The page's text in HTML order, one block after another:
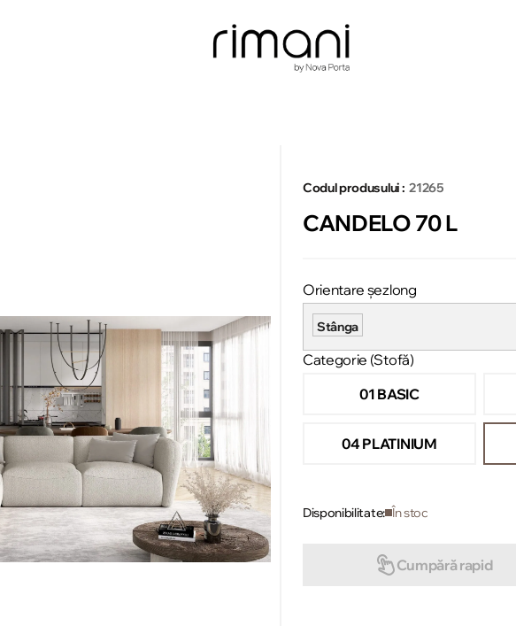
Codul produsului : 21265
CANDELO 70 L
Orientare șezlong
Stânga
Categorie (Stofă)
01 BASIC
04 PLATINIUM
Disponibilitate: În stoc
Cumpără rapid